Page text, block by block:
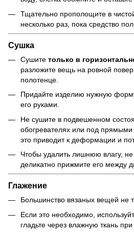
Тщательно прополощите в
несколько раз, пока средство
Сушка
Сушите только в
разложите вещь на ровной
полотенце.
Придайте изделию нужную
его руками.
Не сушите в подвешенном
обогревателях или под
это приводит к деформации и
Чтобы удалить лишнюю влагу,
деликатно прижмите его между
Глажение
Большинство вязаных вещей не
Если это необходимо,
гладьте через влажную ткань